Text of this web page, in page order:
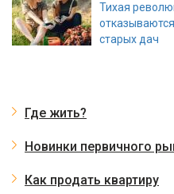
Тихая
старых дач
Где жить?
Новинки первичного
Как продать квартиру